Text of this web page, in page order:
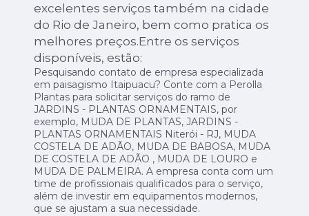
excelentes serviços também na cidade
do Rio de Janeiro, bem como pratica os
melhores preços.Entre os serviços
disponíveis, estão:
Pesquisando contato de empresa especializada
em paisagismo Itaipuacu? Conte com a Perolla
Plantas para solicitar serviços do ramo de
JARDINS - PLANTAS ORNAMENTAIS, por
exemplo, MUDA DE PLANTAS, JARDINS -
PLANTAS ORNAMENTAIS Niterói - RJ, MUDA
COSTELA DE ADÃO, MUDA DE BABOSA, MUDA
DE COSTELA DE ADÃO , MUDA DE LOURO e
MUDA DE PALMEIRA. A empresa conta com um
time de profissionais qualificados para o serviço,
além de investir em equipamentos modernos,
que se ajustam a sua necessidade.